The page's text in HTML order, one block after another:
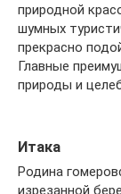
природной
шумных
прекрасно
Главные
природы и
Итака
Родина
изрезанной